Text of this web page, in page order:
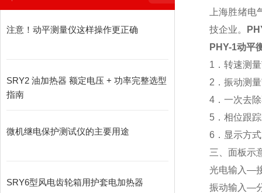
注意！动平测量仪这样操作更正确
SRY2 油加热器 额定电压 + 功率完整选型
指南
微机继电保护测试仪的主要用途
SRY6型风电齿轮箱用护套电加热器
上海胜绪
技企业。
PHY-1动平
1．转速测
2．振动测
4．一次去
5．相位跟
6．显示方
三、 面板示
光电输入―
振动输入―